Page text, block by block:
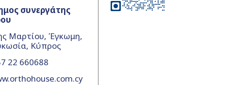
συνεργάτης
Μαρτίου, Έγκωμη,
Κύπρος
22 660688